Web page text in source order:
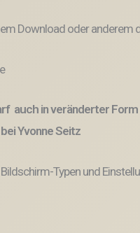
Download oder anderem
auch in veränderter
Yvonne Seitz
Typen und